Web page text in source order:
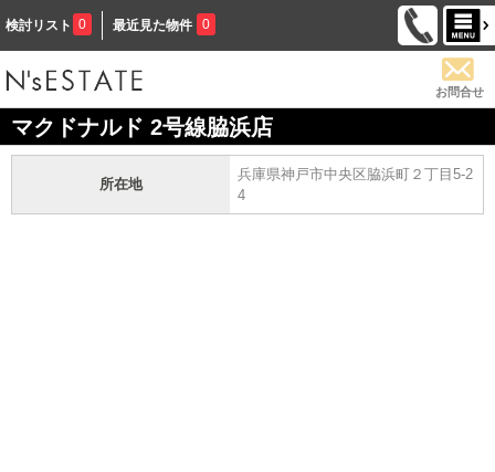
検討リスト 0 最近見た物件 0
お問合せ
マクドナルド 2号線脇浜店
所在地
兵庫県神戸市中央区脇浜町２丁目5-2
4